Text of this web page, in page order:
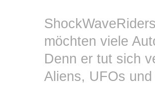
möchten viele
Denn er tut sich
Aliens, UFOs